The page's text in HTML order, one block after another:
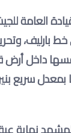
لتقرر القيادة
داخل أرض
سريع